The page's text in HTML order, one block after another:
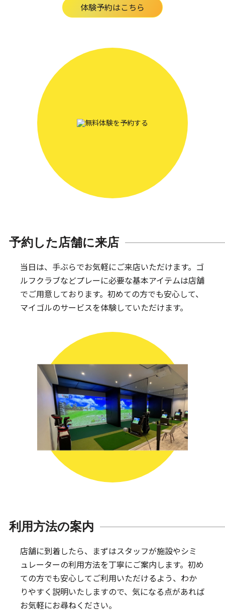
体験予約はこちら
予約した店舗に来店
当日は、手ぶらでお気軽にご来店いただけます。 ゴ
ルフクラブなどプレーに必要な基本アイテムは店舗
でご用意しております。初めての方でも安心して、
マイゴルのサービスを体験していただけます。
利用方法の案内
店舗に到着したら、まずはスタッフが施設やシミ
ュレーターの利用方法を丁寧にご案内します。初め
ての方でも安心してご利用いただけるよう、わか
りやすく説明いたしますので、気になる点があれば
お気軽にお尋ねください。